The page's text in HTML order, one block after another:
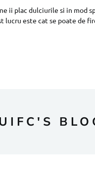
ii plac dulciurile si in mod
lucru este cat se poate de